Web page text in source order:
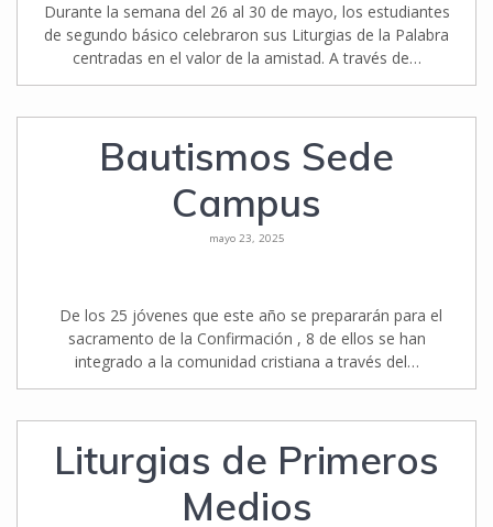
Durante la semana del 26 al 30 de mayo, los estudiantes
de segundo básico celebraron sus Liturgias de la Palabra
centradas en el valor de la amistad. A través de…
Bautismos Sede
Campus
mayo 23, 2025
De los 25 jóvenes que este año se prepararán para el
sacramento de la Confirmación , 8 de ellos se han
integrado a la comunidad cristiana a través del…
Liturgias de Primeros
Medios